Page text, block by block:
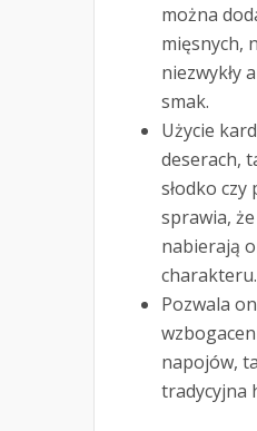
można
mięsnych,
niezwykły
smak.
Użycie
deserach,
słodko czy
sprawia,
nabierają
charakteru.
Pozwala
napojów,
tradycyjna